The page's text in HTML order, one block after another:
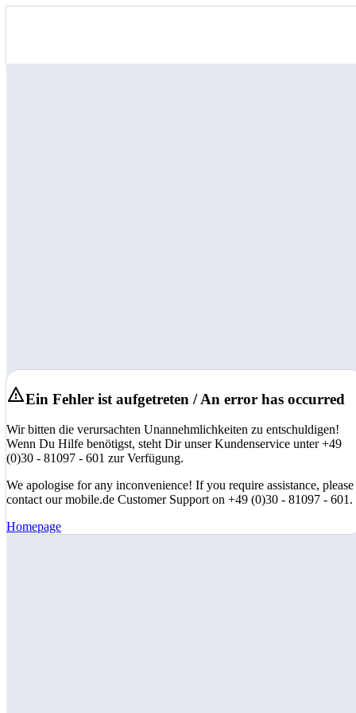
Ein Fehler ist aufgetreten / An error has occurred
Wir bitten die verursachten Unannehmlichkeiten zu entschuldigen!
Wenn Du Hilfe benötigst, steht Dir unser Kundenservice unter +49
(0)30 - 81097 - 601 zur Verfügung.
We apologise for any inconvenience! If you require assistance, please
contact our mobile.de Customer Support on +49 (0)30 - 81097 - 601.
Homepage